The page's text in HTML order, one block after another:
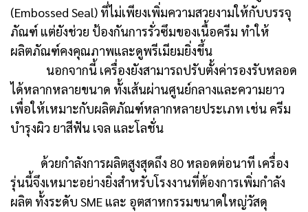
(Embossed Seal) ที่ไม่เพียงเพิ่มความสวยงามให้กับบรรจุ
ภัณฑ์ แต่ยังช่วย ป้องกันการรั่วซึมของเนื้อครีม ทำให้
ผลิตภัณฑ์คงคุณภาพและดูพรีเมียมยิ่งขึ้น
นอกจากนี้ เครื่องยังสามารถปรับตั้งค่ารองรับหลอด
ได้หลากหลายขนาด ทั้งเส้นผ่านศูนย์กลางและความยาว
เพื่อให้เหมาะกับผลิตภัณฑ์หลากหลายประเภท เช่น ครีม
บำรุงผิว ยาสีฟัน เจล และโลชั่น
ด้วยกำลังการผลิตสูงสุดถึง 80 หลอดต่อนาที เครื่อง
รุ่นนี้จึงเหมาะอย่างยิ่งสำหรับโรงงานที่ต้องการเพิ่มกำลัง
ผลิต ทั้งระดับ SME และ อุตสาหกรรมขนาดใหญ่วัสดุ